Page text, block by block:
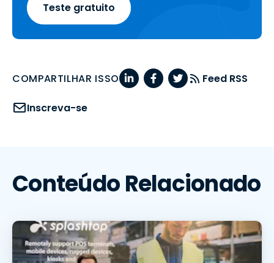
Teste gratuito
COMPARTILHAR ISSO Feed RSS
Inscreva-se
Conteúdo Relacionado